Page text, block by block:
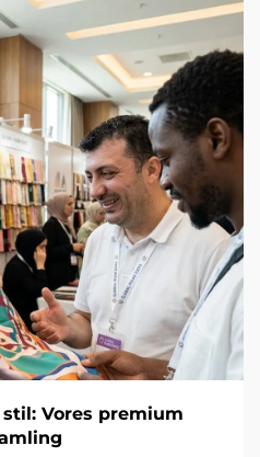
Vores premium